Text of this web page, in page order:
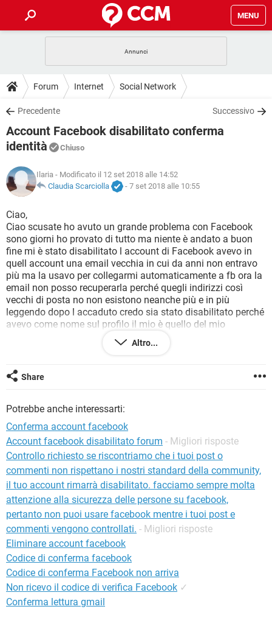
MENU
INTRATTENIMENTO ANDROID
iOS
INSTAGRAM WHATSAPP
TIKTOK
HARDWARE
GUIDE
COVID-19
iOS
TIKTOK FACEBOOK
DOWNLOAD
COVID-19 GAMING
INTRATTENIMENTO
iOS WINDOWS 10
INSTAGRAM
TIKTOK
HARDWARE
FORUM
INTRATTENIMENTO ANDROID
INSTAGRAM WHATSAPP
TIKTOK FACEBOOK
HARDWARE
GLOSSARIO
COVID-19
INTRATTENIMENTO
iOS WINDOWS 10
INSTAGRAM WHATSAPP
TIKTOK FACEBOOK
HARDWARE
Forum Internet Social Network
Precedente Successivo
Account Facebook disabilitato conferma
identità
Chiuso
Ilaria - Modificato il 12 set 2018 alle 14:52
Claudia Scarciolla
- 7 set 2018 alle 10:55
Ciao,
Ciao scusate ho avuto un grande problema con Facebook
sono giorni ho provato di tutto ma niente è andato a buon
fine mi è stato disabilitato l account di Facebook avevo in
quell account una email vecchia in cui da anni non entravo
più ma la usavo per collegarmi automaticamente a fb ora la
email non posso recuperarla perché quegli indirizzi così
vecchi di posta no non esistono neanche più e in più
leggendo dopo l accaduto credo sia stato disabilitato perché
avevo come nome sul profilo il mio è quello del mio
compagno anziché nome e cognome. Ora mi dice di
confermare la mia identità ma non mi da modo
numero di telefono che ora non riceve nessuna
comunicazione cosa posso fare non avendo neanche più la
provato anche a scrivere le email in inglese ma niente vi
prego se c è qualcosa che posso fare aiutatemi! Grazie mille!
Altro...
Share
Potrebbe anche interessarti:
Conferma account facebook
Account facebook disabilitato forum - Migliori risposte
Controllo richiesto se riscontriamo che i tuoi post o
commenti non rispettano i nostri standard della community,
il tuo account rimarrà disabilitato. facciamo sempre molta
attenzione alla sicurezza delle persone su facebook,
pertanto non puoi usare facebook mentre i tuoi post e
commenti vengono controllati. - Migliori risposte
Eliminare account facebook
Codice di conferma facebook
Codice di conferma Facebook non arriva
Non ricevo il codice di verifica Facebook ✓
Conferma lettura gmail